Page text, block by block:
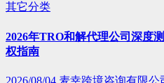
其它分类
2026年TRO和解代理公司深度
权指南
2026/08/04 麦幸跨境咨询有限公